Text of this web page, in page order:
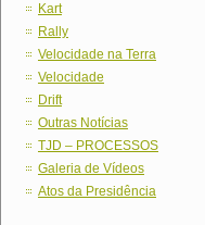
Kart
Rally
Velocidade na Terra
Velocidade
Drift
Outras Notícias
TJD – PROCESSOS
Galeria de Vídeos
Atos da Presidência